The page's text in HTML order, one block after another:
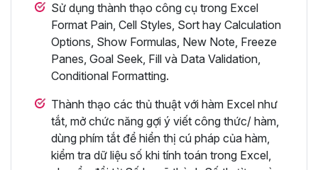
Sử dụng thành thạo công cụ trong Excel
Format Pain, Cell Styles, Sort hay Calculation
Options, Show Formulas, New Note, Freeze
Panes, Goal Seek, Fill và Data Validation,
Conditional Formatting.
Thành thạo các thủ thuật với hàm Excel như
tắt, mở chức năng gợi ý viết công thức/ hàm,
dùng phím tắt để hiển thị cú pháp của hàm,
kiểm tra dữ liệu số khi tính toán trong Excel,